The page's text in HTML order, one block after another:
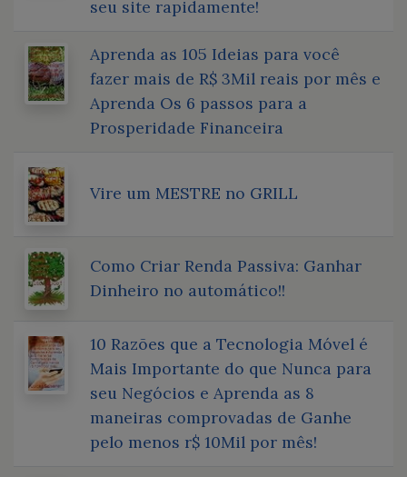
seu site rapidamente!
Aprenda as 105 Ideias para você
fazer mais de R$ 3Mil reais por mês e
Aprenda Os 6 passos para a
Prosperidade Financeira
Vire um MESTRE no GRILL
Como Criar Renda Passiva: Ganhar
Dinheiro no automático!!
10 Razões que a Tecnologia Móvel é
Mais Importante do que Nunca para
seu Negócios e Aprenda as 8
maneiras comprovadas de Ganhe
pelo menos r$ 10Mil por mês!